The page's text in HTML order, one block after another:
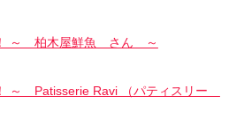
！ ～ 柏木屋鮮魚 さん ～
～ Patisserie Ravi （パティスリー